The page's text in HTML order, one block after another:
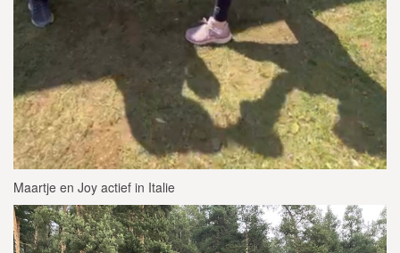
Maartje en Joy actief in Italie